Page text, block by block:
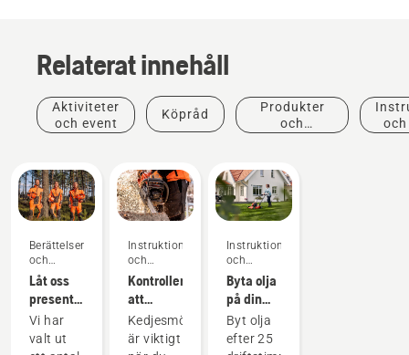
Relaterat innehåll
Aktiviteter
och event
Köpråd
Produkter
och
Berättelser
och
inspiration
Låt oss
presentera
Husqvarnas
H-Team
Vi har
valt ut
Instruktioner
och
guider
Kontrollera
att
kedjesmörjningen
fungerar
Kedjesmörjning
är viktigt
Instruktioner
och
guider
Byta olja
på din
gräsklippare
från
Byt olja
efter 25